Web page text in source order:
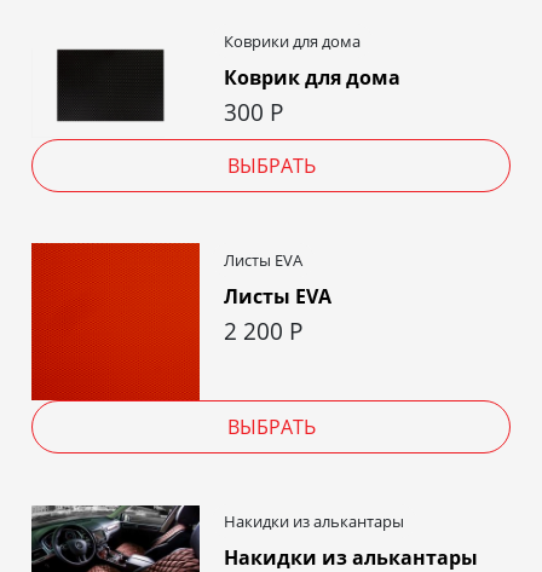
Коврики для дома
Коврик для дома
300 Р
ВЫБРАТЬ
Листы EVA
Листы EVA
2 200 Р
ВЫБРАТЬ
Накидки из алькантары
Накидки из алькантары